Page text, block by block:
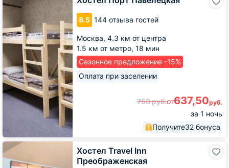
8.5 144 отзыва гостей
Москва, 4.3 км от центра
1.5 км от метро, 18 мин
Сезонное предложение -15%
Оплата при заселении
750руб.от637,50руб.
за 1 ночь
Получите32 бонуса
Порт
Хостел Travel Inn
Преображенская
Хостел
Travel
Inn